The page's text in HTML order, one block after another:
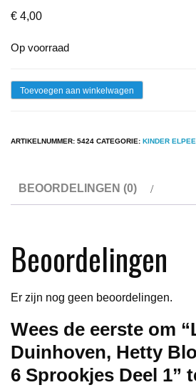
€ 4,00
Op voorraad
Lp
Hetty
Van
-
Deel
1
aantal
Toevoegen aan winkelwagen
ARTIKELNUMMER: 5424 CATEGORIE: KINDER
BEOORDELINGEN (0)
Beoordelingen
Er zijn nog geen beoordelingen.
Wees de eerste om
Duinhoven, Hetty
6 Sprookjes Deel 1”